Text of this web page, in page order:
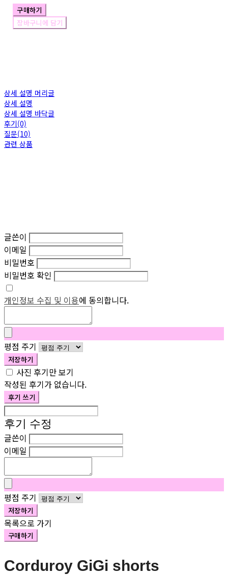
구매하기
장바구니에 담기
상세 설명 머리글
상세 설명
상세 설명 바닥글
후기(0)
질문(10)
관련 상품
글쓴이
이메일
비밀번호
비밀번호 확인
개인정보 수집 및 이용에 동의합니다.
평점 주기
저장하기
사진 후기만 보기
작성된 후기가 없습니다.
후기 쓰기
후기 수정
글쓴이
이메일
평점 주기
저장하기
목록으로 가기
구매하기
Corduroy GiGi shorts